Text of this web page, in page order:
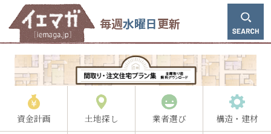
毎週水曜日更新
資金計画 土地探し 業者選び 構造・建材